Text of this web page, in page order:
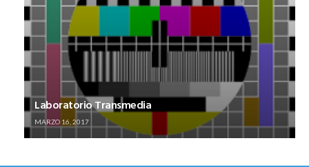
Laboratorio Transmedia
MARZO 16, 2017